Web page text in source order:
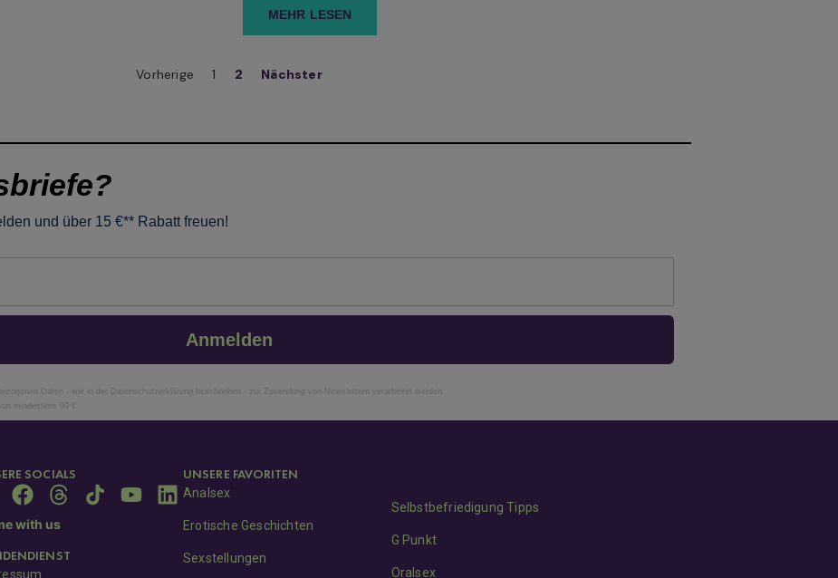
MEHR LESEN
Vorherige 1 2 Nächster
und über 15 €** Rabatt freuen!
Anmelden
Daten - wie in der Datenschutzerklärung beschrieben - zur Zusendung von Newslettern verarbeitet werden.
mindestens 90 €
SOCIALS
with us
UNSERE FAVORITEN
Analsex
Erotische Geschichten
Sexstellungen
Selbstbefriedigung Tipps
G Punkt
Oralsex